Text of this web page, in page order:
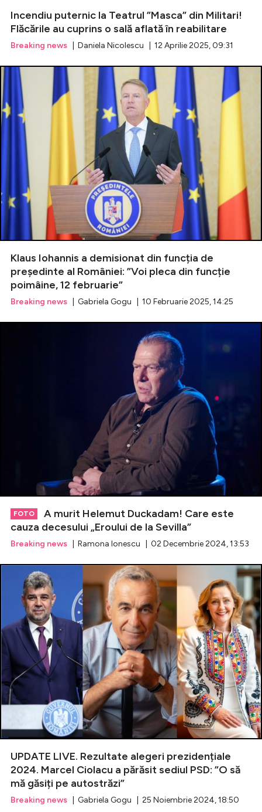
Incendiu puternic la Teatrul ”Masca” din Militari!
Flăcările au cuprins o sală aflată în reabilitare
Breaking news | Daniela Nicolescu | 12 Aprilie 2025, 09:31
Klaus Iohannis a demisionat din funcția de
președinte al României: ”Voi pleca din funcție
poimâine, 12 februarie”
Breaking news | Gabriela Gogu | 10 Februarie 2025, 14:25
FOTO
A murit Helemut Duckadam! Care este
cauza decesului „Eroului de la Sevilla”
Breaking news | Ramona Ionescu | 02 Decembrie 2024, 13:53
UPDATE LIVE. Rezultate alegeri prezidențiale
2024. Marcel Ciolacu a părăsit sediul PSD: ”O să
mă găsiți pe autostrăzi”
Breaking news | Gabriela Gogu | 25 Noiembrie 2024, 18:50